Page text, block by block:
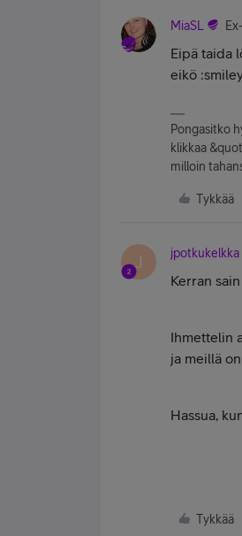
MiaSL
Eipä taida
eikö
Pongasitko
klikkaa
milloin
Tykkää
J jpotkukelkka
Kerran
Ihmettelin
ja meillä
Hassua,
Tykkää